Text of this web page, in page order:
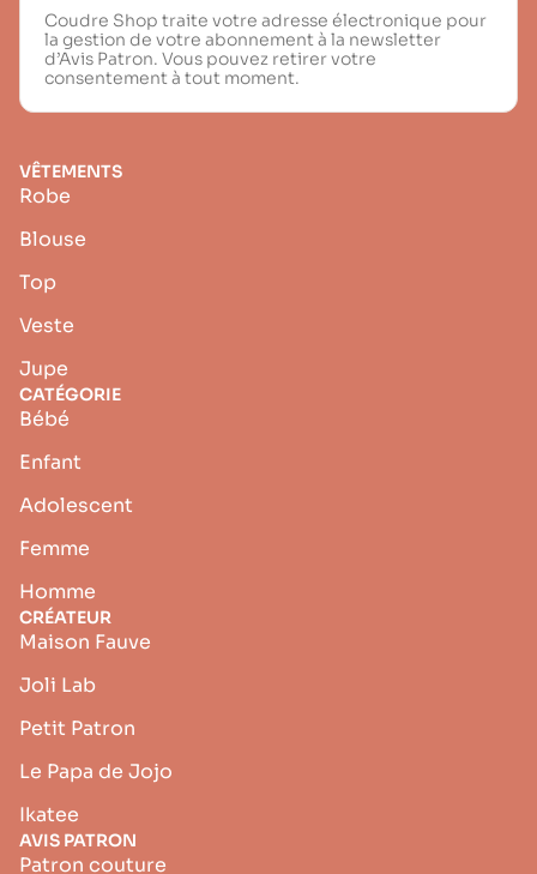
Coudre Shop traite votre adresse électronique pour
la gestion de votre abonnement à la newsletter
d’Avis Patron. Vous pouvez retirer votre
consentement à tout moment.
VÊTEMENTS
Robe
Blouse
Top
Veste
Jupe
CATÉGORIE
Bébé
Enfant
Adolescent
Femme
Homme
CRÉATEUR
Maison Fauve
Joli Lab
Petit Patron
Le Papa de Jojo
Ikatee
AVIS PATRON
Patron couture